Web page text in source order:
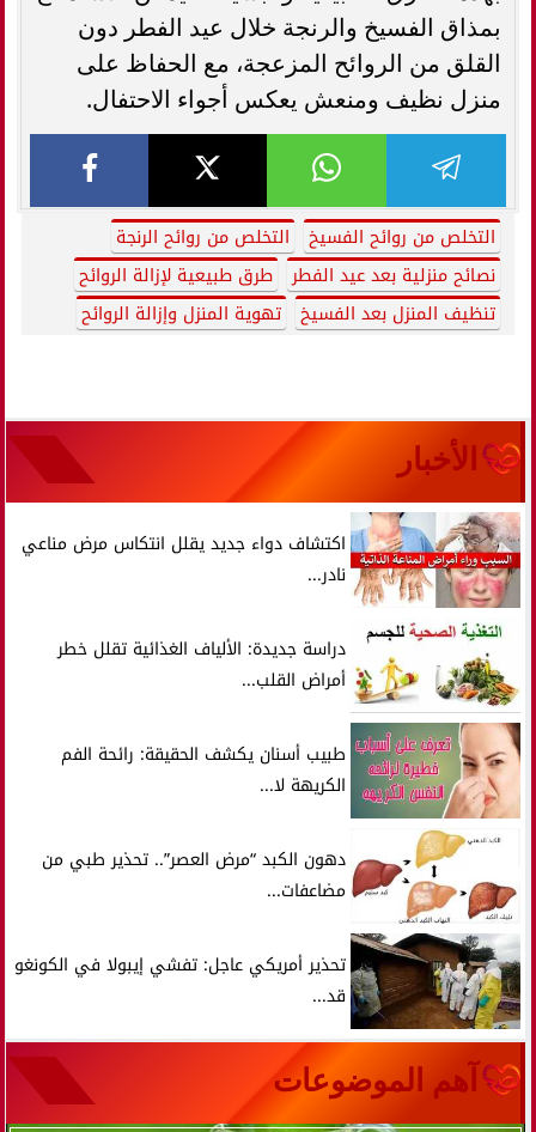
بمذاق الفسيخ والرنجة خلال عيد الفطر دون
القلق من الروائح المزعجة، مع الحفاظ على
منزل نظيف ومنعش يعكس أجواء الاحتفال.
التخلص من روائح الفسيخ
التخلص من روائح الرنجة
نصائح منزلية بعد عيد الفطر
طرق طبيعية لإزالة الروائح
تنظيف المنزل بعد الفسيخ
تهوية المنزل وإزالة الروائح
الأخبار
اكتشاف دواء جديد يقلل انتكاس مرض مناعي
نادر...
دراسة جديدة: الألياف الغذائية تقلل خطر
أمراض القلب...
طبيب أسنان يكشف الحقيقة: رائحة الفم
الكريهة لا...
دهون الكبد “مرض العصر”.. تحذير طبي من
مضاعفات...
تحذير أمريكي عاجل: تفشي إيبولا في الكونغو
قد...
آهم الموضوعات